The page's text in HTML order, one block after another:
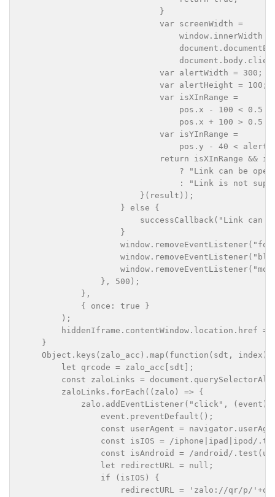
                            }
                            var screenWidth =
window.innerWidth
                            var alertWidth = 300;
                            var alertHeight = 100;
                            var isXInRange =
pos.x - 100 < 0.5
pos.x + 100 > 0.5
                            var isYInRange =
pos.y - 40 <
return isXInRange &&
? "Link can be
: "Link is not
                        }(result));
                    } else {
successCallback("Link can
                    }
                }, 500);
            },
            { once: true }
        );
hiddenIframe.contentWindow.location.href =
    }
Object.keys(zalo_acc).map(function(sdt, index)
        let qrcode = zalo_acc[sdt];
const zaloLinks =
        zaloLinks.forEach((zalo) => {
zalo.addEventListener("click", (event)
                event.preventDefault();
const userAgent =
const isIOS = /iphone|ipad|ipod/
const isAndroid = /android/
                let redirectURL = null;
                if (isIOS) {
redirectURL = 'zalo://qr/p/